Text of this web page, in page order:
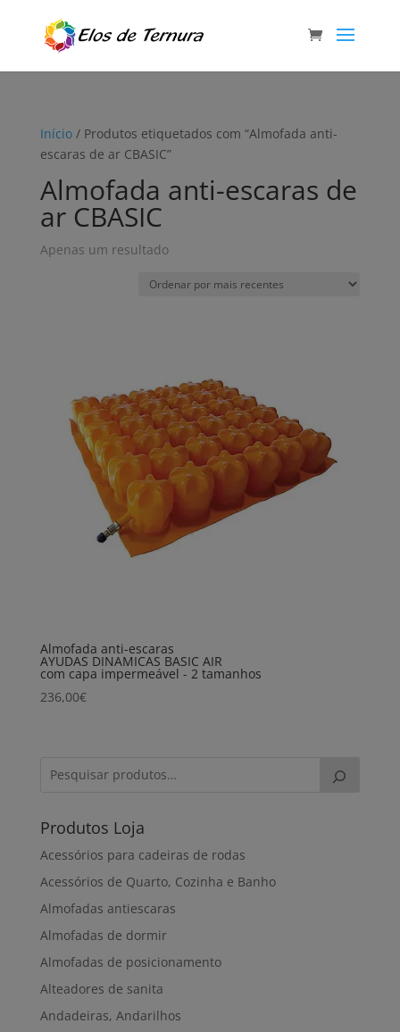
Início/ Produtos etiquetados com “Almofada anti-
escaras de ar CBASIC”
Almofada anti-escaras de
ar CBASIC
Apenas um resultado
Almofada anti-escaras
AYUDAS DINAMICAS BASIC AIR
com capa impermeável - 2 tamanhos
236,00€
Produtos Loja
Acessórios para cadeiras de rodas
Acessórios de Quarto, Cozinha e Banho
Almofadas antiescaras
Almofadas de dormir
Almofadas de posicionamento
Alteadores de sanita
Andadeiras, Andarilhos